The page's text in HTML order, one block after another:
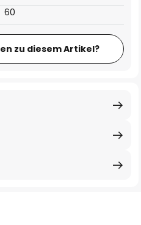
60
zu diesem Artikel?